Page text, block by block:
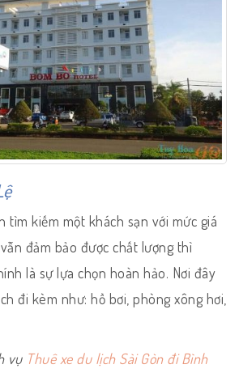
tìm kiếm một khách sạn với mức giá
đảm bảo được chất lượng thì
là sự lựa chọn hoàn hảo. Nơi đây
đi kèm như: hồ bơi, phòng xông hơi,
vụ Thuê xe du lịch Sài Gòn đi Bình